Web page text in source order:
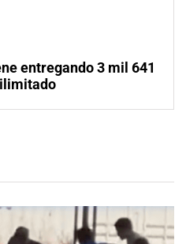
entregando 3 mil 641